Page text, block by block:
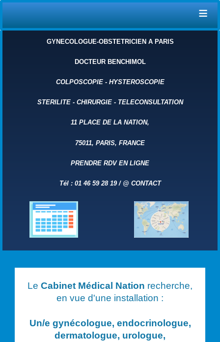
≡
GYNECOLOGUE-OBSTETRICIEN A PARIS
DOCTEUR BENCHIMOL
COLPOSCOPIE- HYSTEROSCOPIE
STERILITE- CHIRURGIE- TELECONSULTATION
11 PLACE DE LA NATION,
75011, PARIS, FRANCE
PRENDRE RDV EN LIGNE
Tél : 01 46 59 28 19 / @ CONTACT
Le Cabinet Médical Nation recherche,
en vue d'une installation :
Un/e gynécologue, endocrinologue,
dermatologue, urologue,